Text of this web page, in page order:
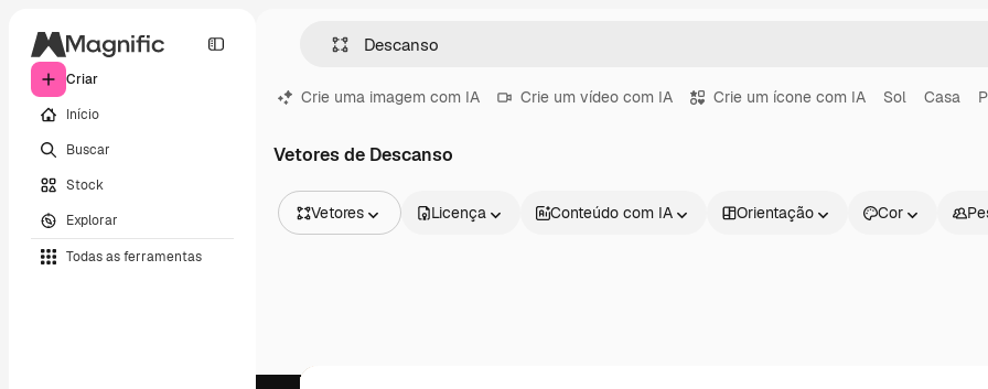
Criar
Início
Buscar
Stock
Explorar
Todas as ferramentas
Crie uma imagem com IA Crie um vídeo com IA Crie um ícone com IA Sol Casa
Vetores de Descanso
Vetores
Vídeos
Licença Conteúdo com IA Orientação Cor